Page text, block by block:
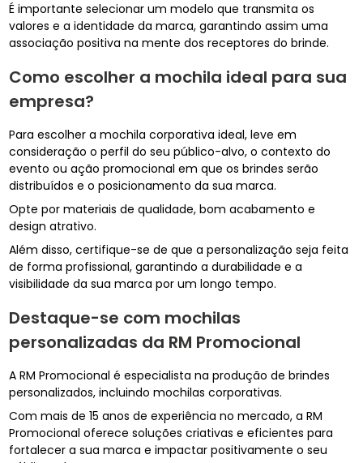
É importante selecionar um modelo que transmita os
valores e a identidade da marca, garantindo assim uma
associação positiva na mente dos receptores do brinde.
Como escolher a mochila ideal para sua
empresa?
Para escolher a mochila corporativa ideal, leve em
consideração o perfil do seu público-alvo, o contexto do
evento ou ação promocional em que os brindes serão
distribuídos e o posicionamento da sua marca.
Opte por materiais de qualidade, bom acabamento e
design atrativo.
Além disso, certifique-se de que a personalização seja feita
de forma profissional, garantindo a durabilidade e a
visibilidade da sua marca por um longo tempo.
Destaque-se com mochilas
personalizadas da RM Promocional
A RM Promocional é especialista na produção de brindes
personalizados, incluindo mochilas corporativas.
Com mais de 15 anos de experiência no mercado, a RM
Promocional oferece soluções criativas e eficientes para
fortalecer a sua marca e impactar positivamente o seu